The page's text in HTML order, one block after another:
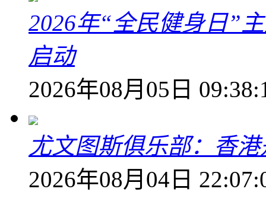
2026年“全民健身日”
启动
2026年08月05日
尤文图斯俱乐部：香
2026年08月04日